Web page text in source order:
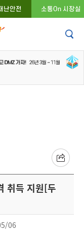
난안전 소통On 시장실
취득 지원[두
06